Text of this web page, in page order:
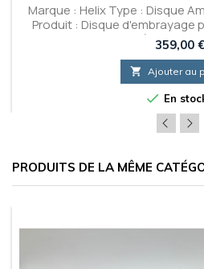
Marque : Helix Type : Disque
Produit : Disque d'embrayage
(Avec
Prix
359,00 €
 Ajouter au
 En
PRODUITS DE LA MÊME